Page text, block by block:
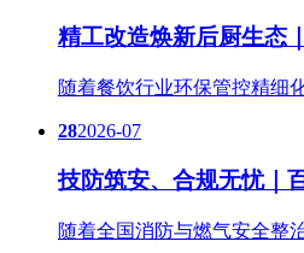
精工改造焕新后厨生态
随着餐饮行业环保管控精细
282026-07
技防筑安、合规无忧｜
随着全国消防与燃气安全整